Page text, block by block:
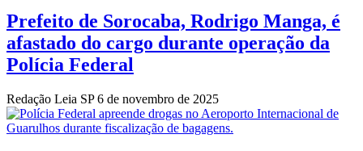
Prefeito de Sorocaba, Rodrigo Manga, é
afastado do cargo durante operação da
Polícia Federal
Redação Leia SP6 de novembro de 2025